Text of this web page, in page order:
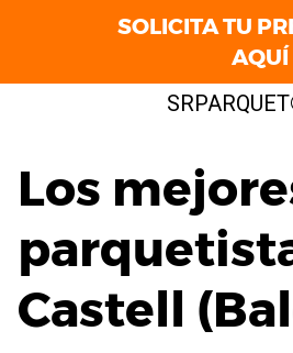
Los
Castell
SOLICITA TU